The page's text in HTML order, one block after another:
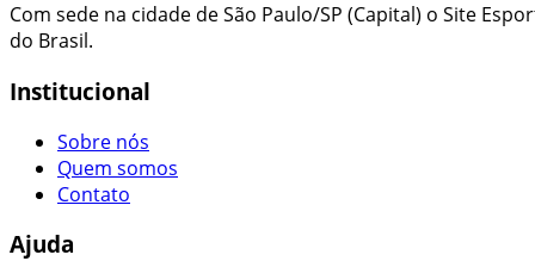
Com sede na cidade de São Paulo/SP (Capital) o Site
do Brasil.
Institucional
Sobre nós
Quem somos
Contato
Ajuda